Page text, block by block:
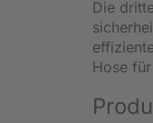
Die
Hose